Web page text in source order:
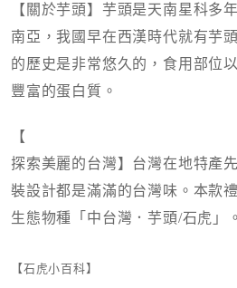
【關於芋頭】芋頭是天南星科多
南亞，我國早在西漢時代就有芋
的歷史是非常悠久的，食用部位
豐富的蛋白質。
【
探索美麗的台灣】台灣在地特產
裝設計都是滿滿的台灣味。本款
生態物種「中台灣．芋頭/石虎」。
【石虎小百科】